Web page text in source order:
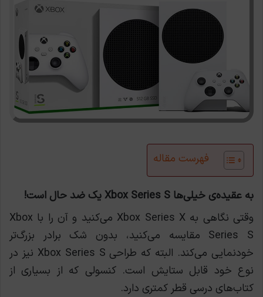
فهرست مقاله
به عقیده‌ی خیلی‌ها Xbox Series S یک ضد حال است!
وقتی نگاهی به Xbox Series X می‌کنید و آن را با Xbox
Series S مقایسه می‌کنید، بدون شک برادر بزرگ‌تر
خودنمایی می‌کند. البته که طراحی Xbox Series S نیز در
نوع خود قابل ستايش است. کنسولی که از بسیاری از
کتاب‌های درسی قطر کمتری دارد.